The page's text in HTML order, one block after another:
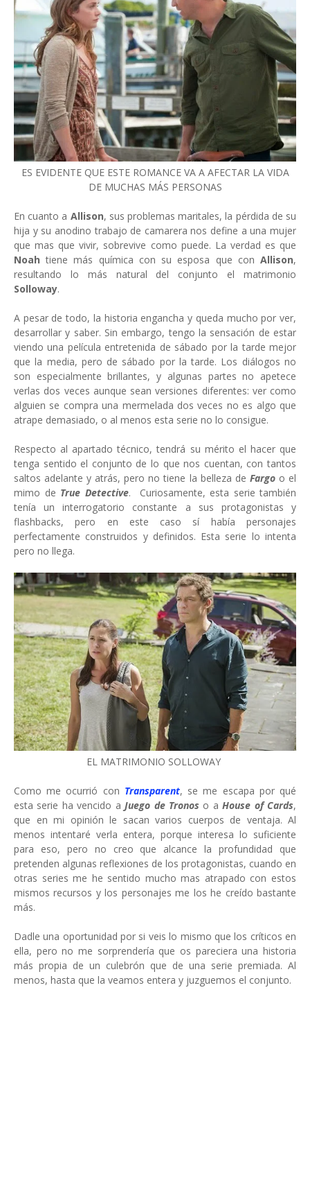
ES EVIDENTE QUE ESTE ROMANCE VA A AFECTAR LA VIDA
DE MUCHAS MÁS PERSONAS
En cuanto a Allison, sus problemas maritales, la pérdida de su
hija y su anodino trabajo de camarera nos define a una mujer
que mas que vivir, sobrevive como puede. La verdad es que
Noah tiene más química con su esposa que con Allison,
resultando lo más natural del conjunto el matrimonio
Solloway.
A pesar de todo, la historia engancha y queda mucho por ver,
desarrollar y saber. Sin embargo, tengo la sensación de estar
viendo una película entretenida de sábado por la tarde mejor
que la media, pero de sábado por la tarde. Los diálogos no
son especialmente brillantes, y algunas partes no apetece
verlas dos veces aunque sean versiones diferentes: ver como
alguien se compra una mermelada dos veces no es algo que
atrape demasiado, o al menos esta serie no lo consigue.
Respecto al apartado técnico, tendrá su mérito el hacer que
tenga sentido el conjunto de lo que nos cuentan, con tantos
saltos adelante y atrás, pero no tiene la belleza de Fargoo el
mimo de True Detective. Curiosamente, esta serie también
tenía un interrogatorio constante a sus protagonistas y
flashbacks, pero en este caso sí había personajes
perfectamente construidos y definidos. Esta serie lo intenta
pero no llega.
EL MATRIMONIO SOLLOWAY
Como me ocurrió con Transparent, se me escapa por qué
esta serie ha vencido aJuego de Tronos o aHouse of Cards,
que en mi opinión le sacan varios cuerpos de ventaja. Al
menos intentaré verla entera, porque interesa lo suficiente
para eso, pero no creo que alcance la profundidad que
pretenden algunas reflexiones de los protagonistas, cuando en
otras series me he sentido mucho mas atrapado con estos
mismos recursos y los personajes me los he creído bastante
más.
Dadle una oportunidad por si veis lo mismo que los críticos en
ella, pero no me sorprendería que os pareciera una historia
más propia de un culebrón que de una serie premiada. Al
menos, hasta que la veamos entera y juzguemos el conjunto.